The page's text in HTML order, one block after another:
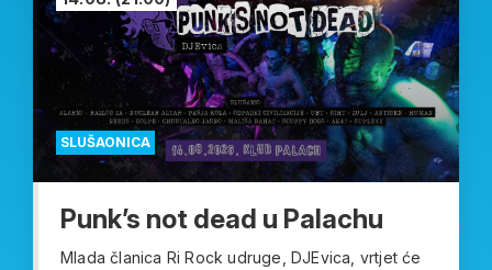
SLUŠAONICA
Punk’s not dead u Palachu
Mlada članica Ri Rock udruge, DJEvica, vrtjet će